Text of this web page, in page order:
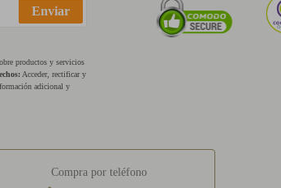
Enviar
productos y servicios
Acceder, rectificar y
adicional y
Compra por teléfono